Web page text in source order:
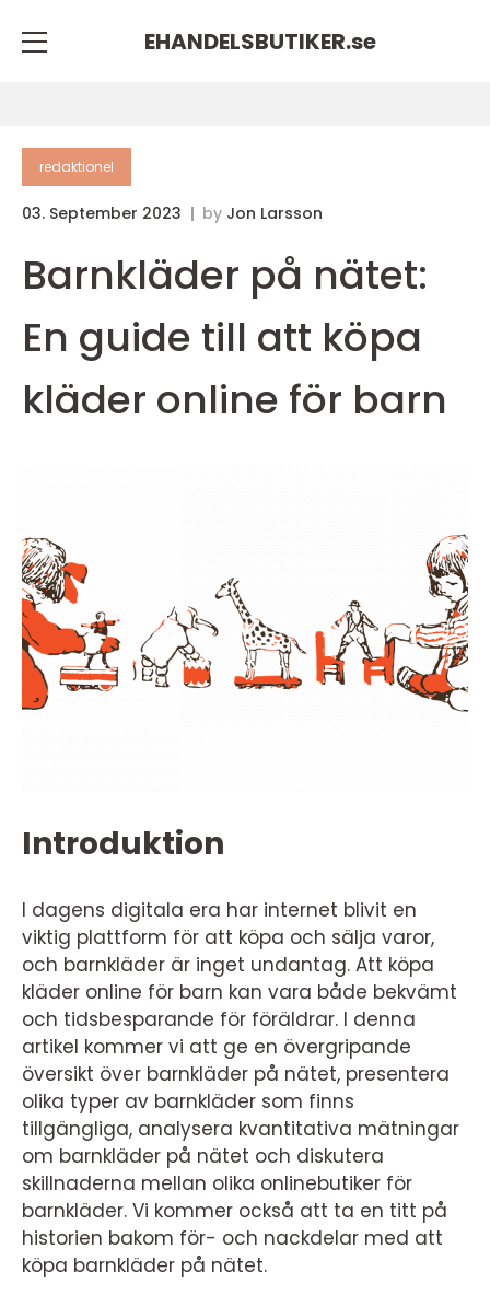
EHANDELSBUTIKER.se
redaktionel
03. September 2023 by Jon Larsson
Barnkläder på nätet:
En guide till att köpa
kläder online för barn
Introduktion
I dagens digitala era har internet blivit en
viktig plattform för att köpa och sälja varor,
och barnkläder är inget undantag. Att köpa
kläder online för barn kan vara både bekvämt
och tidsbesparande för föräldrar. I denna
artikel kommer vi att ge en övergripande
översikt över barnkläder på nätet, presentera
olika typer av barnkläder som finns
tillgängliga, analysera kvantitativa mätningar
om barnkläder på nätet och diskutera
skillnaderna mellan olika onlinebutiker för
barnkläder. Vi kommer också att ta en titt på
historien bakom för- och nackdelar med att
köpa barnkläder på nätet.